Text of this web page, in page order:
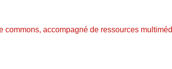
commons, accompagné de ressources